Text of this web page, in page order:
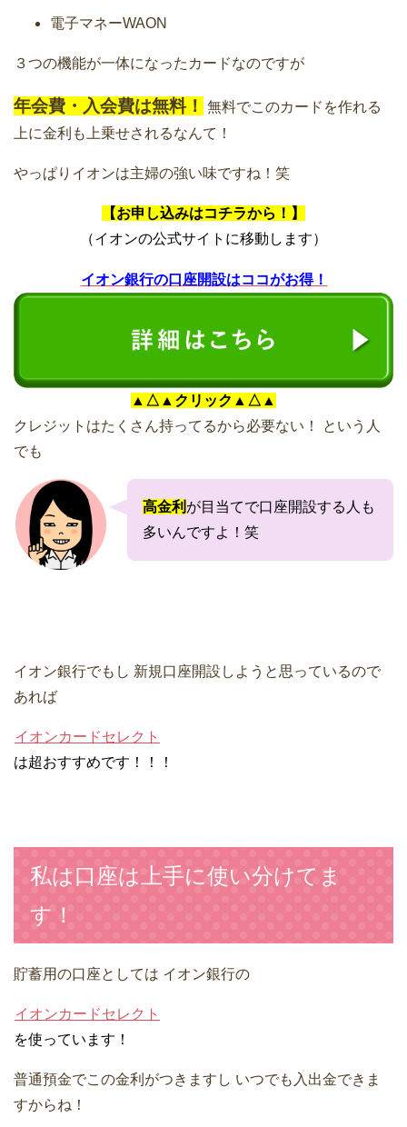
電子マネーWAON
３つの機能が一体になったカードなのですが
年会費・入会費は無料！
無料でこのカードを作れる
上に金利も上乗せされるなんて！
やっぱりイオンは主婦の強い味ですね！笑
【お申し込みはコチラから！】
（イオンの公式サイトに移動します）
イオン銀行の口座開設はココがお得！
▲△▲クリック▲△▲
クレジットはたくさん持ってるから必要ない！
という人
でも
高金利 が目当てで口座開設する人も
多いんですよ！笑
イオン銀行でもし 新規口座開設しようと思っているので
あれば
イオンカードセレクト
は超おすすめです！！！
私は口座は上手に使い分けてま
す！
貯蓄用の口座としては イオン銀行の
イオンカードセレクト
を使っています！
普通預金でこの金利がつきますし いつでも入出金できま
すからね！